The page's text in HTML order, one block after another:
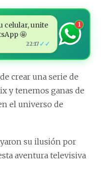
celular, unite
🤩
22:17 ✓✓
1
crear una serie de
y tenemos ganas de
el universo de
su ilusión por
aventura televisiva